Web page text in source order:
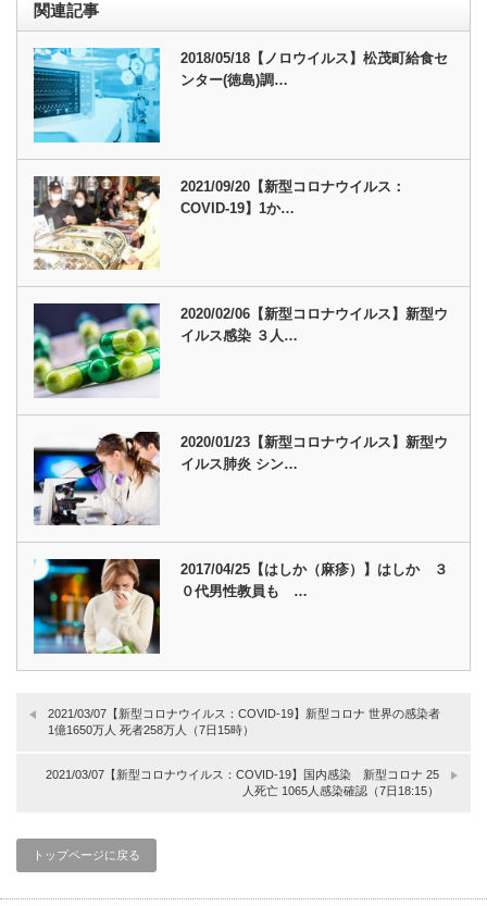
関連記事
2018/05/18【ノロウイルス】松茂町給食セ
ンター(徳島)調…
2021/09/20【新型コロナウイルス：
COVID-19】1か…
2020/02/06【新型コロナウイルス】新型ウ
イルス感染 ３人…
2020/01/23【新型コロナウイルス】新型ウ
イルス肺炎 シン…
2017/04/25【はしか（麻疹）】はしか ３
０代男性教員も …
2021/03/07【新型コロナウイルス：COVID-19】新型コロナ 世界の感染者
1億1650万人 死者258万人（7日15時）
2021/03/07【新型コロナウイルス：COVID-19】国内感染 新型コロナ 25
人死亡 1065人感染確認（7日18:15）
トップページに戻る